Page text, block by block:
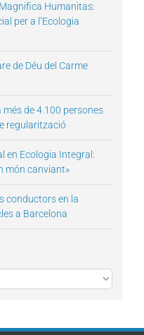
Humanitas:
per a l’Ecologia
de Déu del Carme
de 4.100 persones
regularització
en Ecologia Integral:
món canviant»
conductors en la
a Barcelona